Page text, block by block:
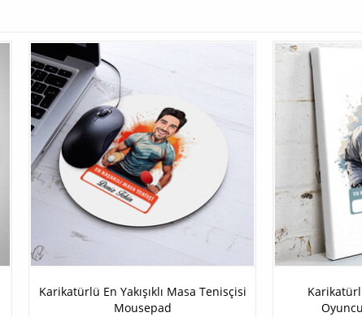
Karikatürlü En Yakışıklı Masa Tenisçisi
Mousepad